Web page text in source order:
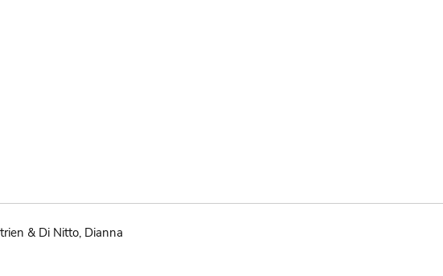
& Di Nitto, Dianna